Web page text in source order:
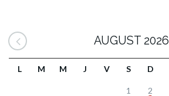
AUGUST 2026
L M M J V S D
1 2